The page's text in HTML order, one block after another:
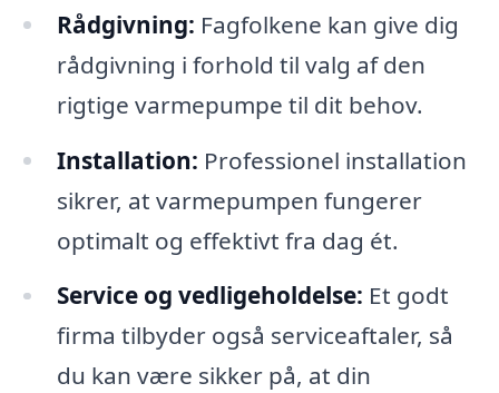
Rådgivning: Fagfolkene kan give dig
rådgivning i forhold til valg af den
rigtige varmepumpe til dit behov.
Installation: Professionel installation
sikrer, at varmepumpen fungerer
optimalt og effektivt fra dag ét.
Service og vedligeholdelse: Et godt
firma tilbyder også serviceaftaler, så
du kan være sikker på, at din